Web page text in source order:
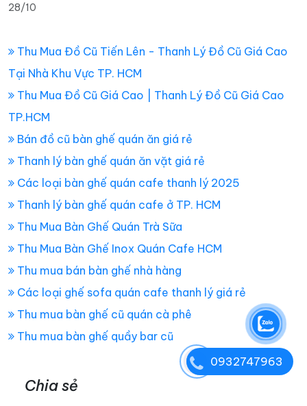
28/10
Thu Mua Đồ Cũ Tiến Lên - Thanh Lý Đồ Cũ Giá Cao
Tại Nhà Khu Vực TP. HCM
Thu Mua Đồ Cũ Giá Cao | Thanh Lý Đồ Cũ Giá Cao
TP.HCM
Bán đồ cũ bàn ghế quán ăn giá rẻ
Thanh lý bàn ghế quán ăn vặt giá rẻ
Các loại bàn ghế quán cafe thanh lý 2025
Thanh lý bàn ghế quán cafe ở TP. HCM
Thu Mua Bàn Ghế Quán Trà Sữa
Thu Mua Bàn Ghế Inox Quán Cafe HCM
Thu mua bán bàn ghế nhà hàng
Các loại ghế sofa quán cafe thanh lý giá rẻ
Thu mua bàn ghế cũ quán cà phê
Thu mua bàn ghế quầy bar cũ
Chia sẻ
0932747963